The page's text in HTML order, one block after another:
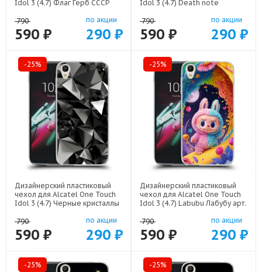
Idol 3 (4.7) Флаг Герб СССР
790
590 ₽
по акции
290 ₽
Idol 3 (4.7) Death note
790
590 ₽
по акции
290 ₽
-25%
Дизайнерский пластиковый
чехол для Alcatel One Touch
Idol 3 (4.7) Черные кристаллы
790
590 ₽
по акции
290 ₽
-25%
Дизайнерский пластиковый
чехол для Alcatel One Touch
Idol 3 (4.7) Labubu Лабубу арт:
790
590 ₽
по акции
290 ₽
-25% -25%